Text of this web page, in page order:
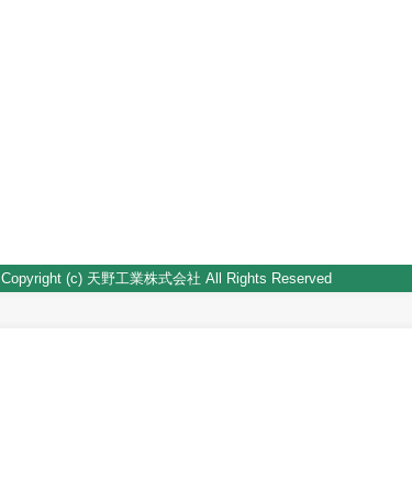
Copyright (c) 天野工業株式会社 All Rights Reserved